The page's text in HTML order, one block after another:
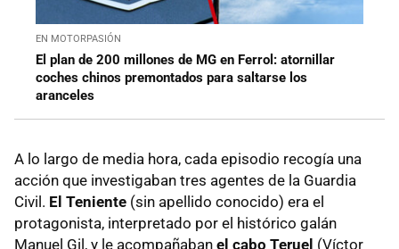
EN MOTORPASIÓN
El plan de 200 millones de MG en Ferrol: atornillar
coches chinos premontados para saltarse los
aranceles
A lo largo de media hora, cada episodio recogía una
acción que investigaban tres agentes de la Guardia
Civil. El Teniente (sin apellido conocido) era el
protagonista, interpretado por el histórico galán
Manuel Gil, y le acompañaban el cabo Teruel (Víctor